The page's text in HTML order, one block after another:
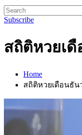
Subscribe
สถิติหวยเ
Home
สถิติหวยเดือนธัน